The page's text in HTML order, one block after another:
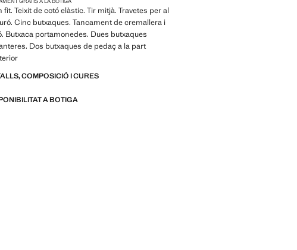
fit. Teixit de cotó elàstic. Tir mitjà. Travetes per al
Cinc butxaques. Tancament de cremallera i
Butxaca portamonedes. Dues butxaques
Dos butxaques de pedaç a la part
COMPOSICIÓ I CURES
A BOTIGA